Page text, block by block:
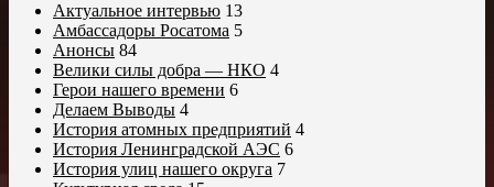
Актуальное интервью 13
Амбассадоры Росатома 5
Анонсы 84
Велики силы добра — НКО 4
Герои нашего времени 6
Делаем Выводы 4
История атомных предприятий 4
История Ленинградской АЭС 6
История улиц нашего округа 7